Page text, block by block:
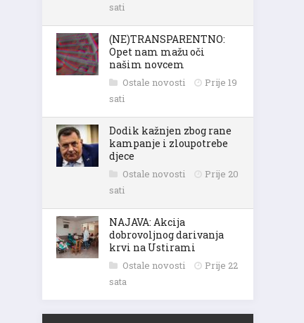
sati
(NE)TRANSPARENTNO:
Opet nam mažu oči
našim novcem
Ostale novosti
Prije 19
sati
Dodik kažnjen zbog rane
kampanje i zloupotrebe
djece
Ostale novosti
Prije 20
sati
NAJAVA: Akcija
dobrovoljnog darivanja
krvi na Ustirami
Ostale novosti
Prije 22
sata